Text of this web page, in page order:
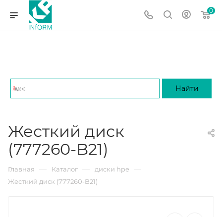
0
Жесткий диск
(777260-B21)
Главная — Каталог — диски hpe —
Жесткий диск (777260-B21)